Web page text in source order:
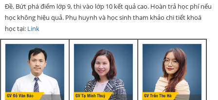
Đề. Bứt phá điểm lớp 9, thi vào lớp 10 kết quả cao. Hoàn trả học phí nếu
học không hiệu quả. Phụ huynh và học sinh tham khảo chi tiết khoá
học tại: Link